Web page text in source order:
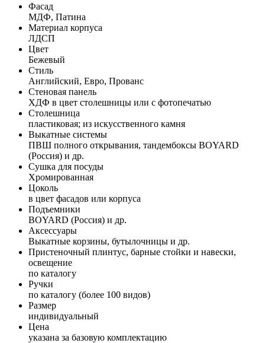
Фасад
МДФ, Патина
Материал корпуса
ЛДСП
Цвет
Бежевый
Стиль
Английский, Евро, Прованс
Стеновая панель
ХДФ в цвет столешницы или с фотопечатью
Столешница
пластиковая; из искусственного камня
Выкатные системы
ПВШ полного открывания, тандембоксы BOYARD
(Россия) и др.
Сушка для посуды
Хромированная
Цоколь
в цвет фасадов или корпуса
Подъемники
BOYARD (Россия) и др.
Аксессуары
Выкатные корзины, бутылочницы и др.
Пристеночный плинтус, барные стойки и навески,
освещение
по каталогу
Ручки
по каталогу (более 100 видов)
Размер
индивидуальный
Цена
указана за базовую комплектацию